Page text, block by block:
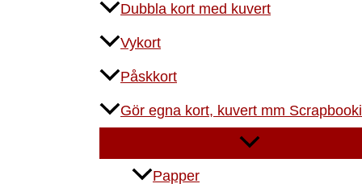
Dubbla kort med kuvert
Vykort
Påskkort
Gör egna kort, kuvert mm
Papper